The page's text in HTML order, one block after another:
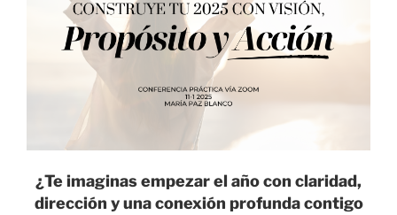
¿Te imaginas empezar el año con claridad,
dirección y una conexión profunda contigo